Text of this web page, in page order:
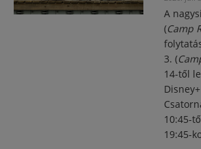
A
(Camp
3. (
14-től
10:45-
19:45-